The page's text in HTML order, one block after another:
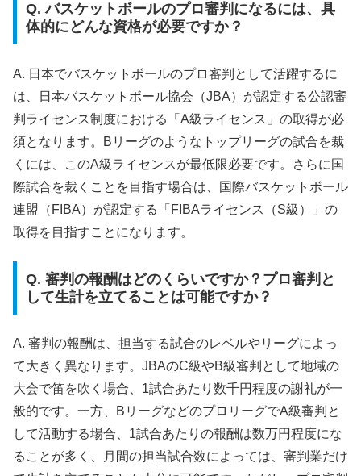
Q. バスケットボールのプロ審判になるには、具
体的にどんな資格が必要ですか？
A. 日本でバスケットボールのプロ審判として活躍するに
は、日本バスケットボール協会（JBA）が認定する公認審
判ライセンス制度における「A級ライセンス」の取得が必
須となります。Bリーグのようなトップリーグの試合を裁
くには、このA級ライセンスが最低限必要です。さらに国
際試合を裁くことを目指す場合は、国際バスケットボール
連盟（FIBA）が認定する「FIBAライセンス（S級）」の
取得を目指すことになります。
Q. 審判の報酬はどのくらいですか？プロ審判と
して生計を立てることは可能ですか？
A. 審判の報酬は、担当する試合のレベルやリーグによっ
て大きく異なります。JBAのC級やB級審判として地域の
大会で笛を吹く場合、1試合あたり数千円程度の謝礼が一
般的です。一方、BリーグなどのプロリーグでA級審判と
して活動する場合、1試合あたりの報酬は数万円程度にな
ることが多く、月間の担当試合数によっては、審判業だけ